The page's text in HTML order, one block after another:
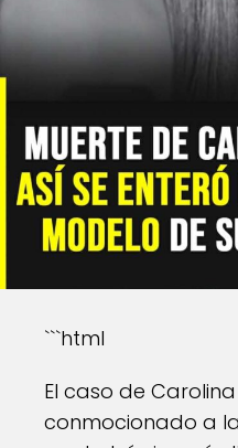
```html
El caso de
conmocionado a